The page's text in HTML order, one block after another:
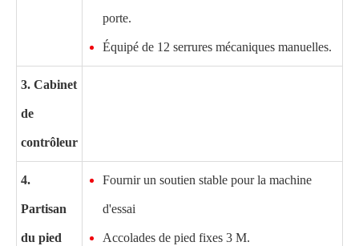
porte.
Équipé de 12 serrures mécaniques manuelles.
3. Cabinet
de
contrôleur
4.
Partisan
du pied
Fournir un soutien stable pour la machine
d'essai
Accolades de pied fixes 3 M.